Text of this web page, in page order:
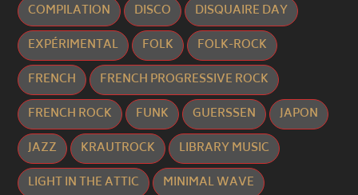
COMPILATION
DISCO
DISQUAIRE DAY
EXPÉRIMENTAL
FOLK
FOLK-ROCK
FRENCH
FRENCH PROGRESSIVE ROCK
FRENCH ROCK
FUNK GUERSSEN
JAPON
JAZZ
KRAUTROCK
LIBRARY MUSIC
LIGHT IN THE ATTIC
MINIMAL WAVE